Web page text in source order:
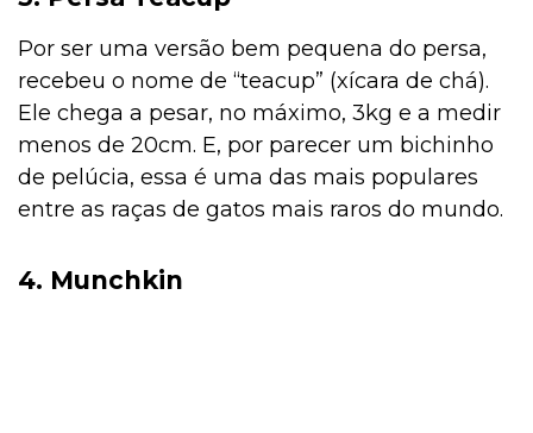
Por ser uma versão bem pequena do persa,
recebeu o nome de “teacup” (xícara de chá).
Ele chega a pesar, no máximo, 3kg e a medir
menos de 20cm. E, por parecer um bichinho
de pelúcia, essa é uma das mais populares
entre as raças de gatos mais raros do mundo.
4. Munchkin